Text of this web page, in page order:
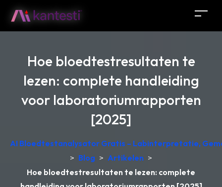
Hoe bloedtestresultaten te
lezen: complete handleiding
voor laboratoriumrapporten
[2025]
AI Bloedtestanalysator Gratis – Labinterpretatie,
> Blog > Artikelen >
Hoe bloedtestresultaten te lezen: complete